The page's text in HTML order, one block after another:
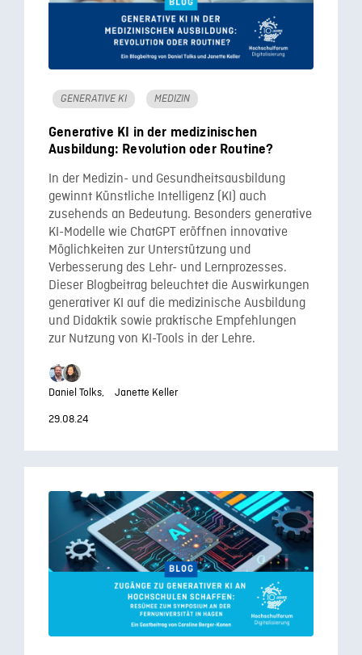
GENERATIVE KI MEDIZIN
Generative KI in der medizinischen
Ausbildung: Revolution oder Routine?
In der Medizin- und Gesundheitsausbildung
gewinnt Künstliche Intelligenz (KI) auch
zusehends an Bedeutung. Besonders generative
KI-Modelle wie ChatGPT eröffnen innovative
Möglichkeiten zur Unterstützung und
Verbesserung des Lehr- und Lernprozesses.
Dieser Blogbeitrag beleuchtet die Auswirkungen
generativer KI auf die medizinische Ausbildung
und Didaktik sowie praktische Empfehlungen
zur Nutzung von KI-Tools in der Lehre.
Daniel Tolks,
Janette Keller
29.08.24